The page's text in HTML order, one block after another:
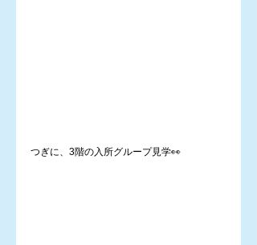
つぎに、3階の入所グループ見学👀